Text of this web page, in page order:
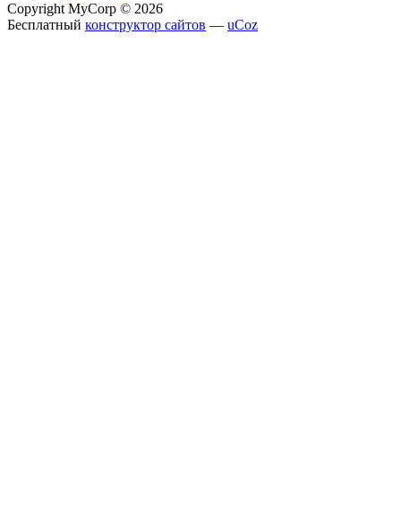
Copyright MyCorp © 2026
Бесплатный конструктор сайтов — uCoz